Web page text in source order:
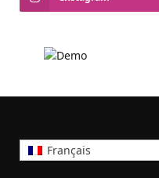
Français